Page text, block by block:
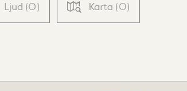
Ljud (0) Karta (0)